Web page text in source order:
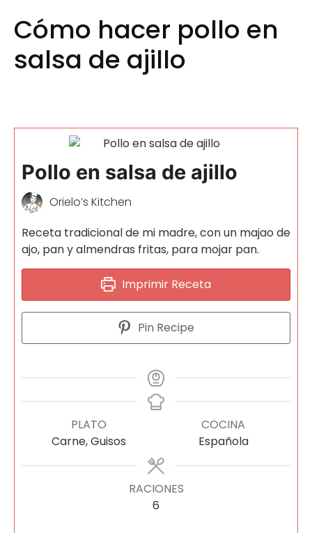
Cómo hacer pollo en
salsa de ajillo
Pollo en salsa de ajillo
Orielo’s Kitchen
Receta tradicional de mi madre, con un majao de
ajo, pan y almendras fritas, para mojar pan.
Imprimir Receta
Pin Recipe
PLATO
Carne, Guisos
COCINA
Española
RACIONES
6